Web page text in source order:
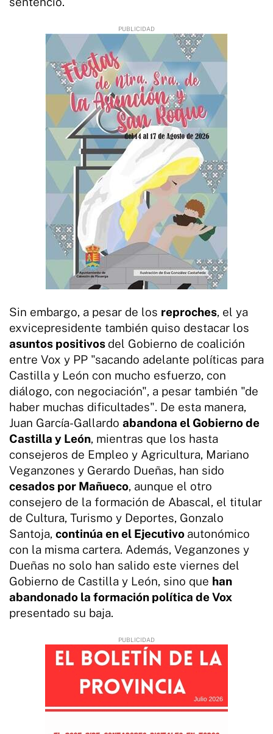
Sin embargo, a pesar de los reproches, el ya
exvicepresidente también quiso destacar los
asuntos positivos del Gobierno de coalición
entre Vox y PP "sacando adelante políticas para
Castilla y León con mucho esfuerzo, con
diálogo, con negociación", a pesar también "de
haber muchas dificultades". De esta manera,
Juan García-Gallardo abandona el Gobierno de
Castilla y León, mientras que los hasta
consejeros de Empleo y Agricultura, Mariano
Veganzones y Gerardo Dueñas, han sido
cesados por Mañueco, aunque el otro
consejero de la formación de Abascal, el titular
de Cultura, Turismo y Deportes, Gonzalo
Santoja, continúa en el Ejecutivo autonómico
con la misma cartera. Además, Veganzones y
Dueñas no solo han salido este viernes del
Gobierno de Castilla y León, sino que han
abandonado la formación política de Vox
presentado su baja.